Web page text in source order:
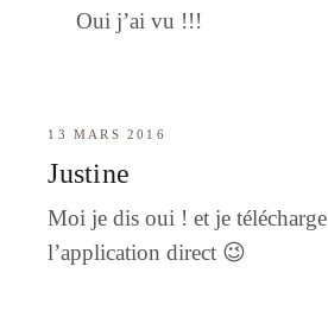
Oui j’ai vu !!!
13 MARS 2016
Justine
Moi je dis oui ! et je télécharge
l’application direct 😉